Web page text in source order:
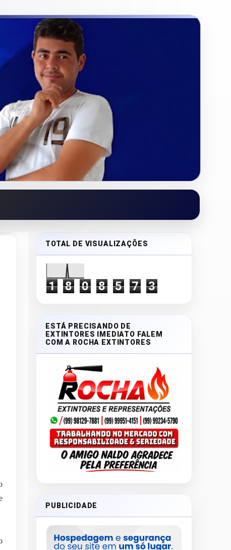
TOTAL DE VISUALIZAÇÕES
1 8 0 8 5 7 3
ESTÁ PRECISANDO DE
EXTINTORES IMEDIATO FALEM
COM A ROCHA EXTINTORES
PUBLICIDADE